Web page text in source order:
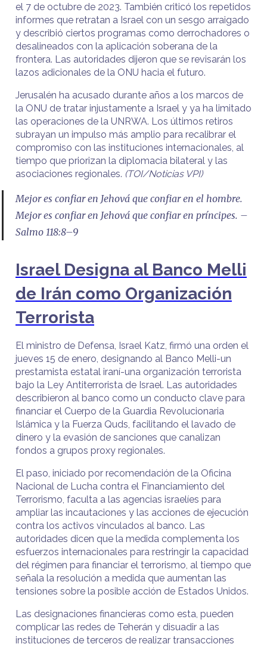
el 7 de octubre de 2023. También criticó los repetidos
informes que retratan a Israel con un sesgo arraigado
y describió ciertos programas como derrochadores o
desalineados con la aplicación soberana de la
frontera. Las autoridades dijeron que se revisarán los
lazos adicionales de la ONU hacia el futuro.
Jerusalén ha acusado durante años a los marcos de
la ONU de tratar injustamente a Israel y ya ha limitado
las operaciones de la UNRWA. Los últimos retiros
subrayan un impulso más amplio para recalibrar el
compromiso con las instituciones internacionales, al
tiempo que priorizan la diplomacia bilateral y las
asociaciones regionales. (TOI/Noticias VPI)
Mejor es confiar en Jehová que confiar en el hombre.
Mejor es confiar en Jehová que confiar en príncipes. –
Salmo 118:8–9
Israel Designa al Banco Melli
de Irán como Organización
Terrorista
El ministro de Defensa, Israel Katz, firmó una orden el
jueves 15 de enero, designando al Banco Melli-un
prestamista estatal iraní-una organización terrorista
bajo la Ley Antiterrorista de Israel. Las autoridades
describieron al banco como un conducto clave para
financiar el Cuerpo de la Guardia Revolucionaria
Islámica y la Fuerza Quds, facilitando el lavado de
dinero y la evasión de sanciones que canalizan
fondos a grupos proxy regionales.
El paso, iniciado por recomendación de la Oficina
Nacional de Lucha contra el Financiamiento del
Terrorismo, faculta a las agencias israelíes para
ampliar las incautaciones y las acciones de ejecución
contra los activos vinculados al banco. Las
autoridades dicen que la medida complementa los
esfuerzos internacionales para restringir la capacidad
del régimen para financiar el terrorismo, al tiempo que
señala la resolución a medida que aumentan las
tensiones sobre la posible acción de Estados Unidos.
Las designaciones financieras como esta, pueden
complicar las redes de Teherán y disuadir a las
instituciones de terceros de realizar transacciones